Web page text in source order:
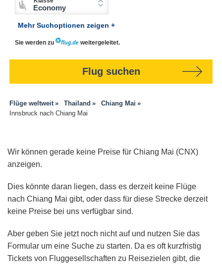
Economy
Mehr Suchoptionen zeigen +
Sie werden zu weitergeleitet.
Flug suchen
Flüge weltweit Thailand
Chiang Mai
Innsbruck nach Chiang Mai
Wir können gerade keine Preise für Chiang Mai (CNX)
anzeigen.
Dies könnte daran liegen, dass es derzeit keine Flüge
nach Chiang Mai gibt, oder dass für diese Strecke derzeit
keine Preise bei uns verfügbar sind.
Aber geben Sie jetzt noch nicht auf und nutzen Sie das
Formular um eine Suche zu starten. Da es oft kurzfristig
Tickets von Fluggesellschaften zu Reisezielen gibt, die